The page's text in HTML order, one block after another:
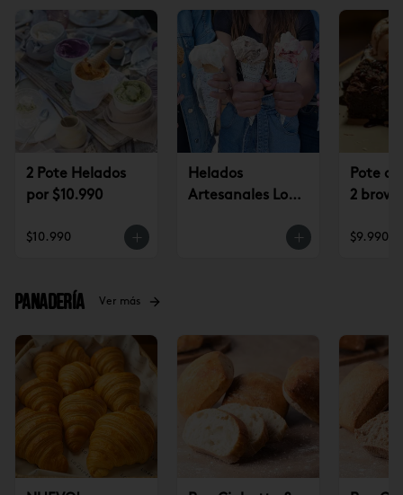
2 Pote Helados
por $10.990
$10.990
Helados
Artesanales Lo
Pote
2
$9.990
Panadería Ver más